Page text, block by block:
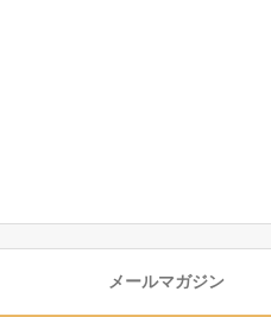
メールマガジン